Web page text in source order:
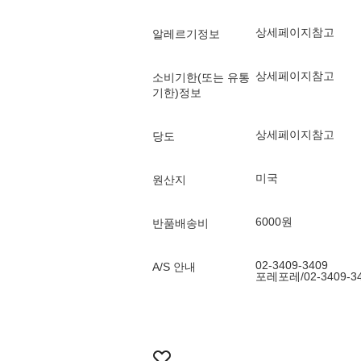
알레르기정보 상세페이지참고
소비기한(또는 유통
기한)정보
상세페이지참고
당도 상세페이지참고
원산지 미국
반품배송비 6000원
A/S 안내
02-3409-3409
포레포레/02-3409-